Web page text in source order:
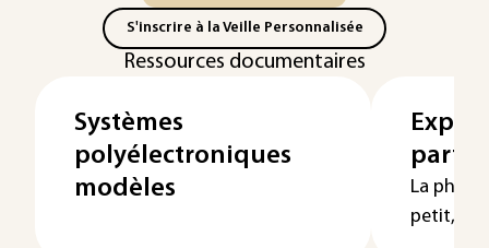
S'inscrire à la Veille Personnalisée
Ressources documentaires
Systèmes
polyélectroniques
modèles
La
petit, la